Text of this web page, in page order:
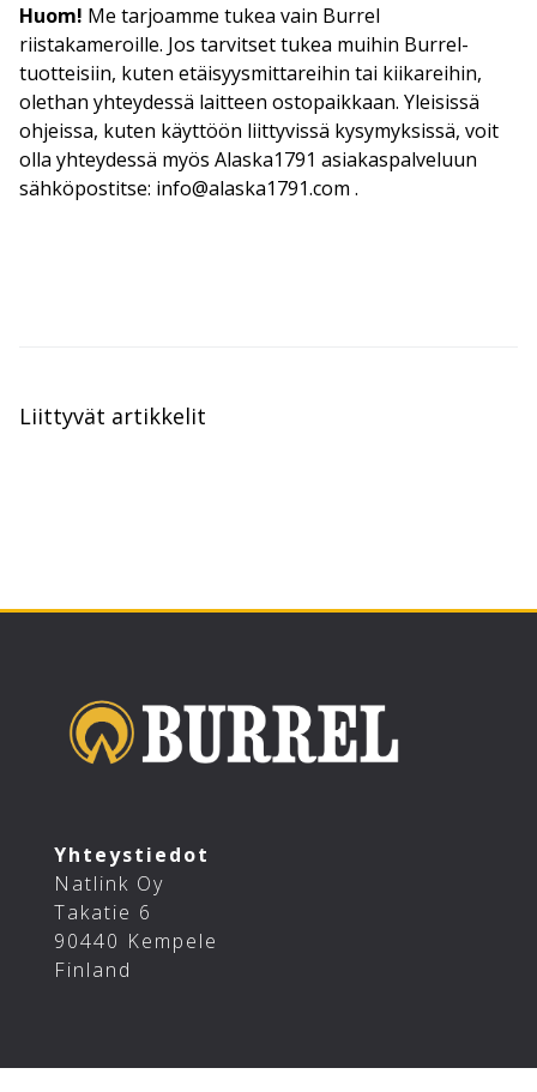
Huom! Me tarjoamme tukea vain Burrel
riistakameroille. Jos tarvitset tukea muihin Burrel-
tuotteisiin, kuten etäisyysmittareihin tai kiikareihin,
olethan yhteydessä laitteen ostopaikkaan. Yleisissä
ohjeissa, kuten käyttöön liittyvissä kysymyksissä, voit
olla yhteydessä myös Alaska1791 asiakaspalveluun
sähköpostitse: info@alaska1791.com .
Liittyvät artikkelit
Yhteystiedot
Natlink Oy
Takatie 6
90440 Kempele
Finland